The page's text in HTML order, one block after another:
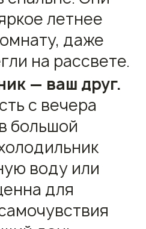
летнее
даже
на рассвете.
— ваш друг.
с вечера
большой
воду или
для